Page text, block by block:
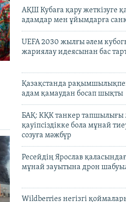
АҚШ Кубаға қару жеткізуге
адамдар мен ұйымдарға
UEFA 2030 жылғы әлем
жариялау идеясынан бас
Қазақстанда
адам қамаудан босап шықты
БАҚ: КҚК танкер тапшылығы
қауіпсіздікке бола мұнай
созуға мәжбүр
Ресейдің Ярослав
мұнай зауытына дрон
Wildberries негізгі